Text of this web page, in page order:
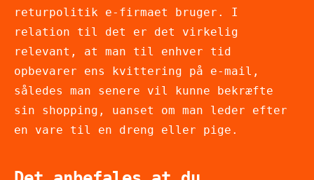
returpolitik e-firmaet bruger. I
relation til det er det virkelig
relevant, at man til enhver tid
opbevarer ens kvittering på e-mail,
således man senere vil kunne bekræfte
sin shopping, uanset om man leder efter
en vare til en dreng eller pige.